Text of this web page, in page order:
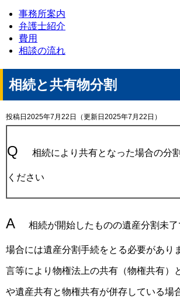
事務所案内
弁護士紹介
費用
相談の流れ
相続と共有物分割
投稿日2025年7月22日 （更新日2025年7月22日）
Q 相続により共有となった場合の分
ください
A 相続が開始したものの遺産分割未
場合には遺産分割手続をとる必要があり
言等により物権法上の共有（物権共有）
や遺産共有と物権共有が併存している場